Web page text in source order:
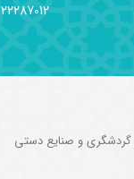
22287012
گردشگری و صنایع دستی